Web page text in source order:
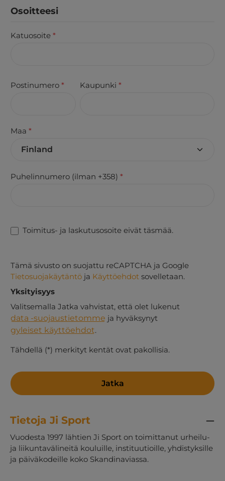
Osoitteesi
Katuosoite *
Postinumero * Kaupunki *
Maa *
Puhelinnumero (ilman +358) *
Toimitus- ja laskutusosoite eivät täsmää.
Tämä sivusto on suojattu reCAPTCHA ja Google
Tietosuojakäytäntö ja Käyttöehdot sovelletaan.
Yksityisyys
Valitsemalla Jatka vahvistat, että olet lukenut
data -suojaustietomme ja hyväksynyt
gyleiset käyttöehdot.
Tähdellä (*) merkityt kentät ovat pakollisia.
Jatka
Tietoja Ji Sport
Vuodesta 1997 lähtien Ji Sport on toimittanut urheilu-
ja liikuntavälineitä kouluille, instituutioille, yhdistyksille
ja päiväkodeille koko Skandinaviassa.